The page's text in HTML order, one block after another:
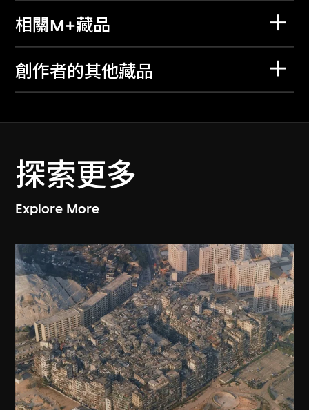
相關M+藏品
創作者的其他藏品
探索更多
Explore More